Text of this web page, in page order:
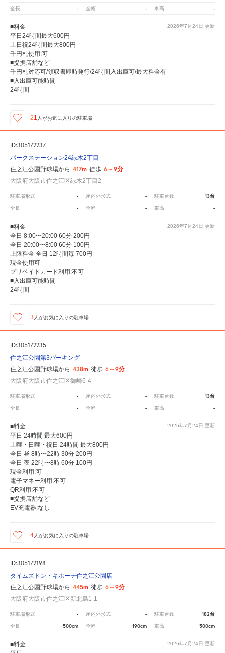
全長 - 全幅 - 車高 -
2026年7月24日 更新
■料金
平日24時間最大600円
土日祝24時間最大800円
千円札使用:可
■提携店舗など
千円札対応可/領収書即時発行/24時間入出庫可/最大料金有
■入出庫可能時間
24時間
21 人がお気に入りの駐車場
ID:305172237
パークステーション24緑木2丁目
住之江公園野球場から 417m 徒歩 6～9分
大阪府大阪市住之江区緑木2丁目2
駐車場形式 - 屋内外形式 - 駐車台数 13台
全長 - 全幅 - 車高 -
2026年7月24日 更新
■料金
全日 8:00〜20:00 60分 200円
全日 20:00〜8:00 60分 100円
上限料金 全日 12時間毎 700円
現金使用可
プリペイドカード利用:不可
■入出庫可能時間
24時間
3 人がお気に入りの駐車場
ID:305172235
住之江公園第3パーキング
住之江公園野球場から 438m 徒歩 6～9分
大阪府大阪市住之江区御崎6-4
駐車場形式 - 屋内外形式 - 駐車台数 13台
全長 - 全幅 - 車高 -
2026年7月24日 更新
■料金
平日 24時間 最大600円
土曜・日曜・祝日 24時間 最大800円
全日 昼 8時〜22時 30分 200円
全日 夜 22時〜8時 60分 100円
現金利用:可
電子マネー利用:不可
QR利用:不可
■提携店舗など
EV充電器:なし
4 人がお気に入りの駐車場
ID:305172198
タイムズドン・キホーテ住之江公園店
住之江公園野球場から 445m 徒歩 6～9分
大阪府大阪市住之江区新北島1-1
駐車場形式 - 屋内外形式 - 駐車台数 182台
全長 500cm 全幅 190cm 車高 500cm
2026年7月24日 更新
■料金